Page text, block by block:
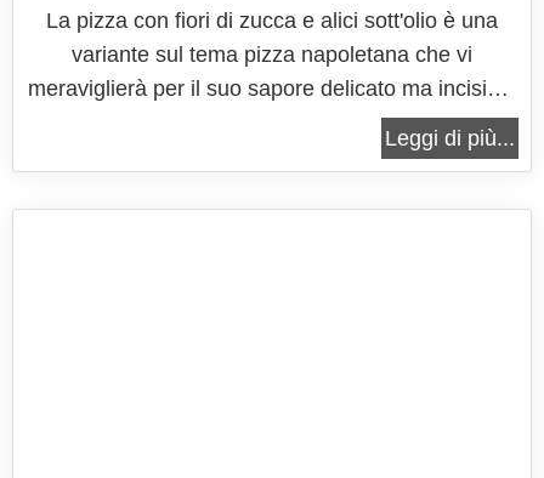
La pizza con fiori di zucca e alici sott'olio è una
variante sul tema pizza napoletana che vi
meraviglierà per il suo sapore delicato ma incisivo.
Una prelibatezza che non potrete fare a meno di
apprezzare assaggio dopo assaggio. Che siate i
Leggi di più...